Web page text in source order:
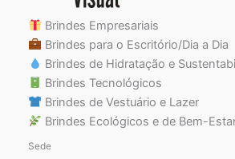
Brindes Empresariais
Brindes para o Escritório/Dia a Dia
Brindes de Hidratação e
Brindes Tecnológicos
Brindes de Vestuário e Lazer
Brindes Ecológicos e de Bem-
Sede